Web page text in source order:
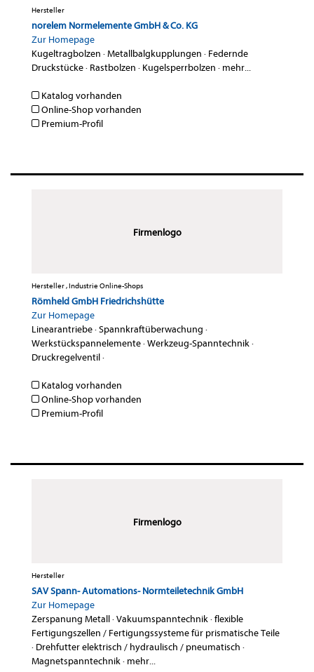
Hersteller
norelem Normelemente GmbH & Co. KG
Zur Homepage
Kugeltragbolzen ·Metallbalgkupplungen · Federnde
Druckstücke· Rastbolzen · Kugelsperrbolzen · mehr...
Katalog vorhanden
Online-Shop vorhanden
Premium-Profil
Firmenlogo
Hersteller , Industrie Online-Shops
Römheld GmbH Friedrichshütte
Zur Homepage
Linearantriebe·Spannkraftüberwachung ·
Werkstückspannelemente·Werkzeug-Spanntechnik·
Druckregelventil·
Katalog vorhanden
Online-Shop vorhanden
Premium-Profil
Firmenlogo
Hersteller
SAV Spann- Automations- Normteiletechnik GmbH
Zur Homepage
Zerspanung Metall·Vakuumspanntechnik·flexible
Fertigungszellen / Fertigungssysteme für prismatische Teile
· Drehfutter elektrisch / hydraulisch / pneumatisch ·
Magnetspanntechnik· mehr...